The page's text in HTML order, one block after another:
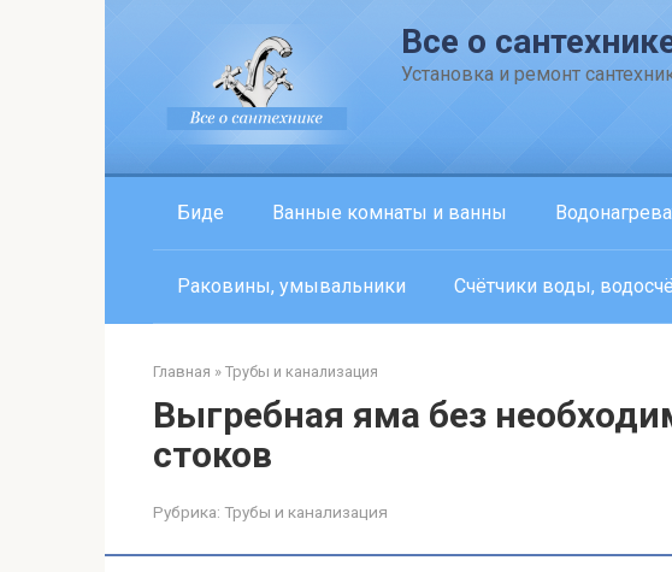
Все о
Установка и ремонт
Биде Ванные комнаты и ванны
Раковины, умывальники Счётчики воды,
Главная » Трубы и канализация
Выгребная яма без
стоков
Рубрика: Трубы и канализация